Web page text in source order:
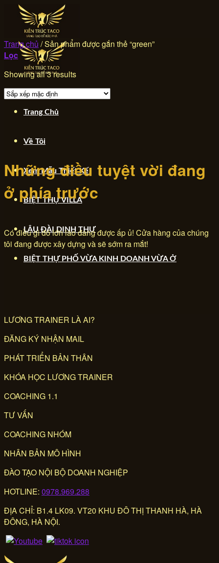
Skip
content
Trang Chủ
Về Tôi
Xem Mẫu Thiết Kế
BIỆT THỰ VILLA
LÂU ĐÀI DINH THỰ
BIỆT THỰ PHỐ VỪA KINH DOANH VỪA Ở
Trang chủ /Sản phẩm được gắn thẻ “green”
Lọc
Showing all 3 results
đến
Những điều tuyệt vời đang
ở phía trước
Có điều gì đó lớn lao đang được ấp ủ! Cửa hàng của chúng
tôi đang được xây dựng và sẽ sớm ra mắt!
LƯƠNG TRAINER LÀ AI?
ĐĂNG KÝ NHẬN MAIL
PHÁT TRIỂN BẢN THÂN
KHÓA HỌC LƯƠNG TRAINER
COACHING 1.1
TƯ VẤN
COACHING NHÓM
NHÂN BẢN MÔ HÌNH
ĐÀO TẠO NỘI BỘ DOANH NGHIỆP
HOTLINE: 0978.969.288
ĐỊA CHỈ: B1.4 LK09. VT20 KHU ĐÔ THỊ THANH HÀ, HÀ
ĐÔNG, HÀ NỘI.